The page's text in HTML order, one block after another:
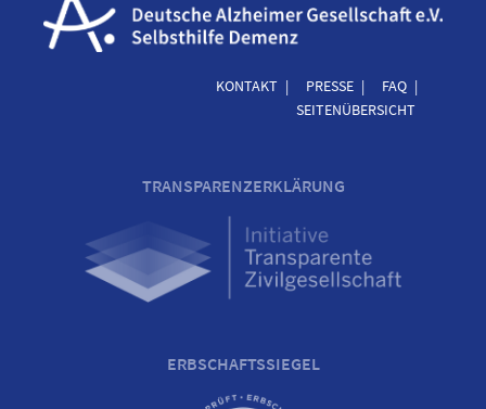
KONTAKT PRESSE
FAQ
SEITENÜBERSICHT
TRANSPARENZERKLÄRUNG
ERBSCHAFTSSIEGEL